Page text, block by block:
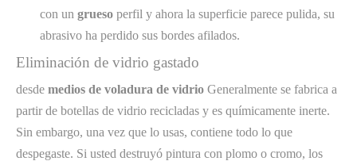
con un grueso perfil y ahora la superficie parece pulida, su
abrasivo ha perdido sus bordes afilados.
Eliminación de vidrio gastado
desde medios de voladura de vidrio Generalmente se fabrica a
partir de botellas de vidrio recicladas y es químicamente inerte.
Sin embargo, una vez que lo usas, contiene todo lo que
despegaste. Si usted destruyó pintura con plomo o cromo, los